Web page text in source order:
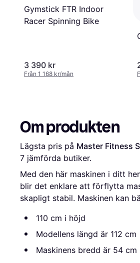
Gymstick FTR Indoor
Racer Spinning Bike
3 390 kr
Från 1 168 kr/mån
Om produkten
Lägsta pris på Master Fitness
7 jämförda butiker.
Med den här maskinen i ditt
blir det enklare att förflytta
skapligt stabil. Maskinen kan
110 cm i höjd
Modellens längd är 112 cm
Maskinens bredd är 54 cm